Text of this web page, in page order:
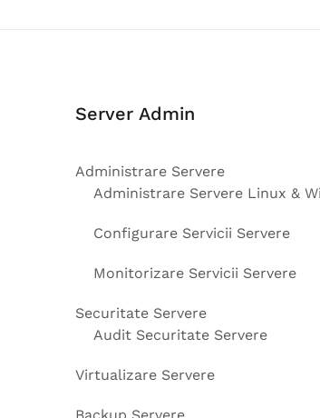
Server Admin
Administrare Servere
Administrare Servere Linux &
Configurare Servicii Servere
Monitorizare Servicii Servere
Securitate Servere
Audit Securitate Servere
Virtualizare Servere
Backup Servere